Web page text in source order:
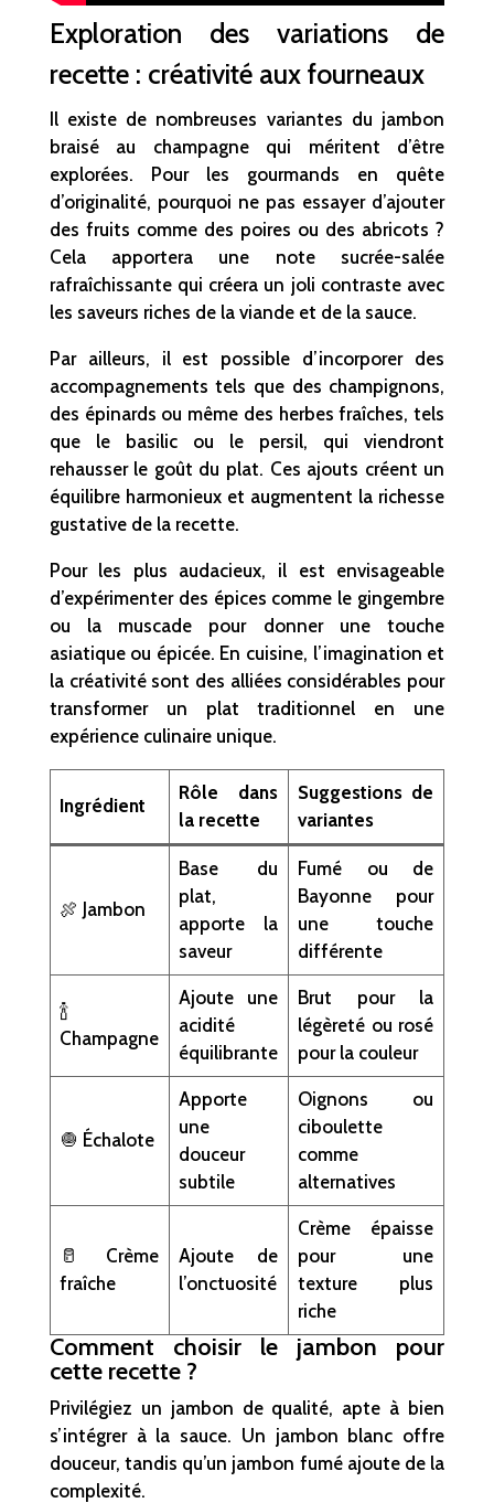
Exploration des variations de
recette : créativité aux fourneaux
Il existe de nombreuses variantes du jambon
braisé au champagne qui méritent d’être
explorées. Pour les gourmands en quête
d’originalité, pourquoi ne pas essayer d’ajouter
des fruits comme des poires ou des abricots ?
Cela apportera une note sucrée-salée
rafraîchissante qui créera un joli contraste avec
les saveurs riches de la viande et de la sauce.
Par ailleurs, il est possible d’incorporer des
accompagnements tels que des champignons,
des épinards ou même des herbes fraîches, tels
que le basilic ou le persil, qui viendront
rehausser le goût du plat. Ces ajouts créent un
équilibre harmonieux et augmentent la richesse
gustative de la recette.
Pour les plus audacieux, il est envisageable
d’expérimenter des épices comme le gingembre
ou la muscade pour donner une touche
asiatique ou épicée. En cuisine, l’imagination et
la créativité sont des alliées considérables pour
transformer un plat traditionnel en une
expérience culinaire unique.
Ingrédient
Rôle dans
la recette
Suggestions de
variantes
🍖 Jambon
Base du
plat,
apporte la
saveur
Fumé ou de
Bayonne pour
une touche
différente
🍾
Champagne
Ajoute une
acidité
équilibrante
Brut pour la
légèreté ou rosé
pour la couleur
🧅 Échalote
Apporte
une
douceur
subtile
Oignons ou
ciboulette
comme
alternatives
🥛 Crème
fraîche
Ajoute de
l’onctuosité
Crème épaisse
pour une
texture plus
riche
Comment choisir le jambon pour
cette recette ?
Privilégiez un jambon de qualité, apte à bien
s’intégrer à la sauce. Un jambon blanc offre
douceur, tandis qu’un jambon fumé ajoute de la
complexité.